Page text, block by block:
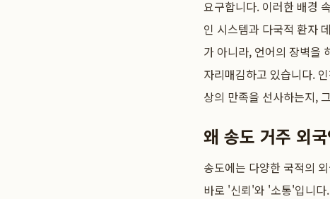
요구합니다. 이러한 배경
인 시스템과 다국적 환자
가 아니라, 언어의 장벽을
자리매김하고 있습니다.
상의 만족을 선사하는지,
왜 송도 거주 외
송도에는 다양한 국적의
바로 '신뢰'와 '소통'입니